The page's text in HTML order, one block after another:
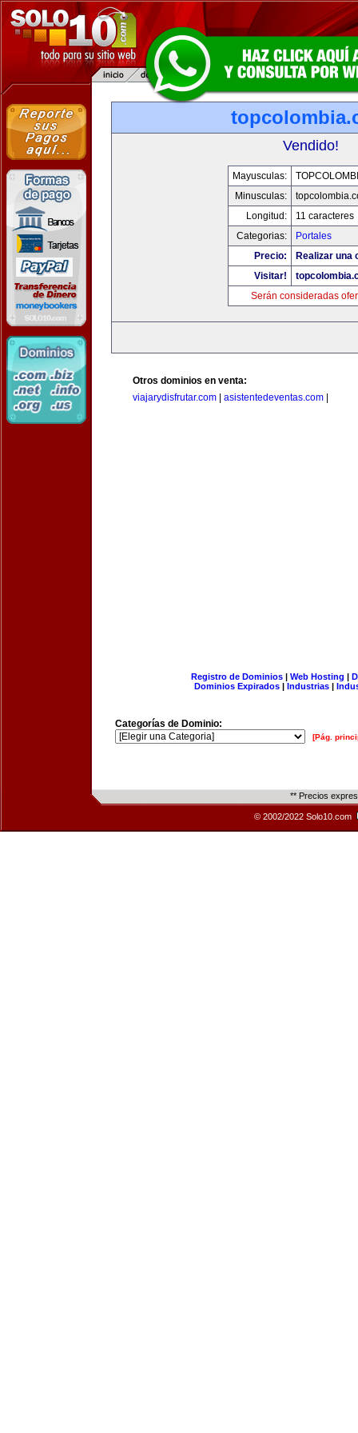
Vendido!
Mayusculas:
Minusculas:
Longitud:
11 caracteres
Categorias:
Portales
Precio:
Realizar una
Visitar!
Serán consideradas
Otros dominios en venta:
viajarydisfrutar.com
asistentedeventas.com
Registro de Dominios| Web Hosting |
Dominios Expirados | Industrias |
Categorías de Dominio:
[Pág.
** Precios
© 2002/2022 Solo10.com